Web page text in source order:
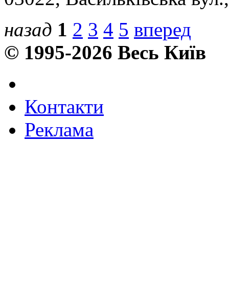
назад 1 2 3 4 5 вперед
© 1995-2026 Весь Київ
Контакти
Реклама